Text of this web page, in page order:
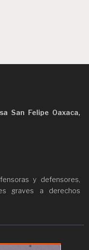
San Felipe Oaxaca,
y defensores,
graves a derechos